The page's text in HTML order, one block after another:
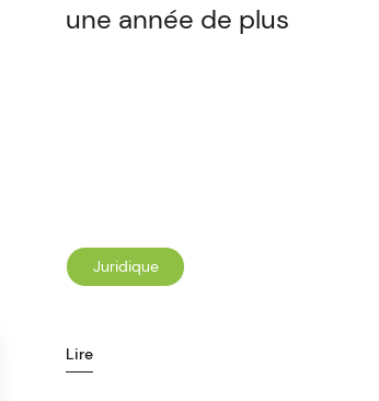
une année de plus
Juridique
Lire